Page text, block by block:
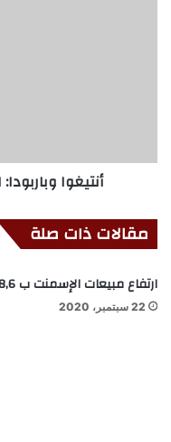
أنتيغوا
مقالات ذات صلة
ارتفاع مبيعات الإسمنت ب 18,6%
22 سبتمبر، 2020